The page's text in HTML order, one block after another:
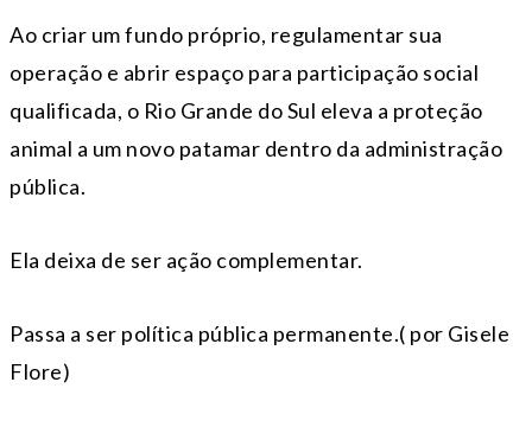
Ao criar um fundo próprio, regulamentar sua
operação e abrir espaço para participação social
qualificada, o Rio Grande do Sul eleva a proteção
animal a um novo patamar dentro da administração
pública.
Ela deixa de ser ação complementar.
Passa a ser política pública permanente.( por Gisele
Flore)